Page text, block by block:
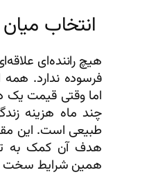
انتخاب
هیچ راننده‌ای
فرسوده ندارد. همه
اما وقتی قیمت
چند ماه هزینه
طبیعی است. این
هدف آن کمک به
همین شرایط